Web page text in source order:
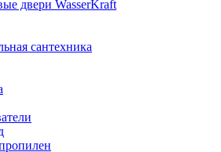
двери WasserKraft
сантехника